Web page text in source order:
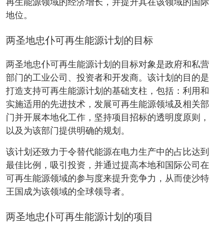
再生能源领域的经济增长，并提升其在该领域的国际
地位。
两圣地忠仆可再生能源计划的目标
两圣地忠仆可再生能源计划的目标对象是政府和私营
部门的工业公司、投资者和开发商。该计划的目的是
打造支持可再生能源计划的基础支柱，包括：利用和
实施适用的先进技术，发展可再生能源领域及相关部
门并开展本地化工作，坚持项目招标的透明度原则，
以及为该部门提供明确的规划。
该计划还致力于令替代能源在电力生产中的占比达到
最佳比例，吸引投资，并通过提高本地和国际公司在
可再生能源领域的参与度来提升竞争力，从而使沙特
王国成为该领域的全球领导者。
两圣地忠仆可再生能源计划的项目